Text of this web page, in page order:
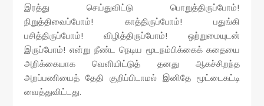
இரத்து செய்துவிட்டு பொறுத்திருப்போம்!
நிறுத்திவைப்போம்! காத்திருப்போம்! பதுங்கி
பசித்திருப்போம்! விழித்திருப்போம்! ஒற்றுமையுடன்
இருப்போம்! என்று நீண்ட நெடிய மூடநம்பிக்கைக் கதையை
அறிக்கையாக வெளியிட்டுத் தனது ஆகச்சிறந்த
அறப்பணியைத் தேதி குறிப்பிடாமல் இனிதே மூட்டைகட்டி
வைத்துவிட்டது.